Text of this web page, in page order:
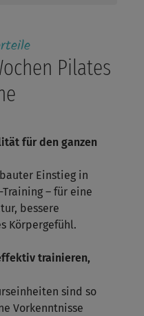
Pilates
für den ganzen
Einstieg in
– für eine
bessere
Körpergefühl.
trainieren,
sind so
Vorkenntnisse